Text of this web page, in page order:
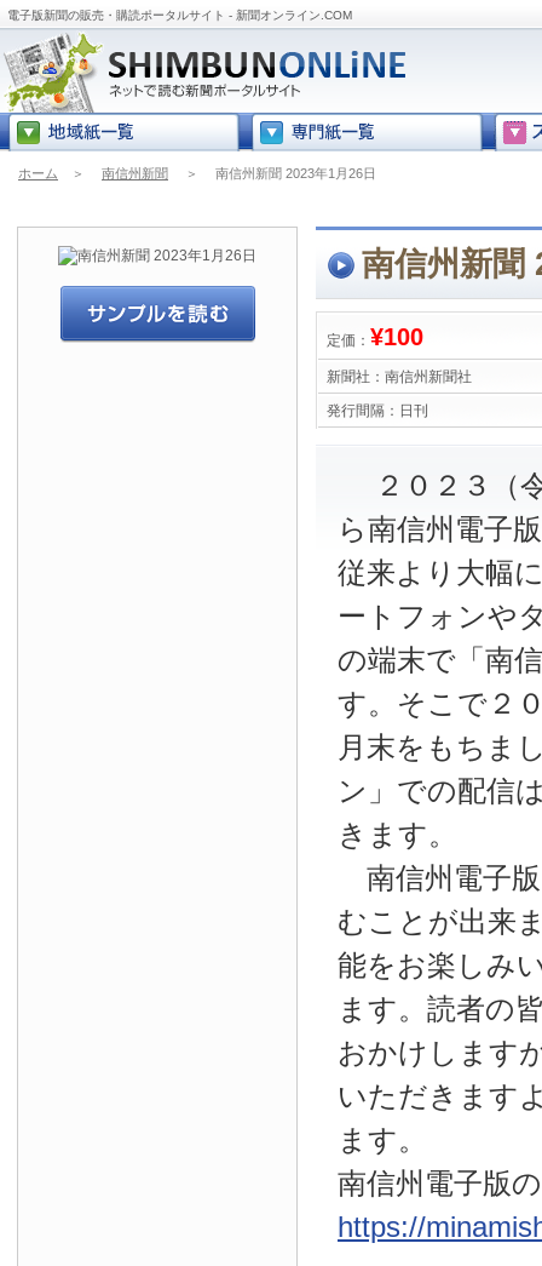
電子版新聞の販売・購読ポータルサイト - 新聞オンライン.COM
ホーム ＞ 南信州新聞 ＞ 南信州新聞 2023年1月26日
南信州新聞
定価： ¥100
新聞社： 南信州新聞社
発行間隔： 日刊
２０２３（
ら南信州電子
従来より大幅
ートフォンや
の端末で「南
す。そこで２
月末をもちま
ン」での配信
きます。
南信州電子
むことが出来
能をお楽しみ
ます。読者の
おかけします
いただきます
ます。
南信州電子版
https://